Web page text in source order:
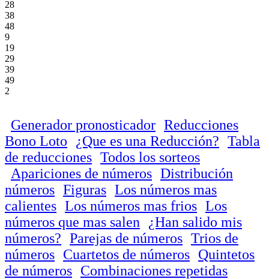
28
38
48
9
19
29
39
49
2
Generador pronosticador Reducciones
Bono Loto
¿Que es una Reducción? Tabla
de reducciones Todos los sorteos
Apariciones de números Distribución
números Figuras Los números mas
calientes Los números mas frios Los
números que mas salen
¿Han salido mis
números? Parejas de números Trios de
números Cuartetos de números Quintetos
de números Combinaciones repetidas